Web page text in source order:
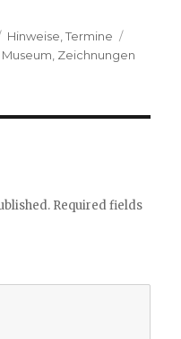
Categories
Hinweise ,Termine
Museum Zeichnungen
Required fields